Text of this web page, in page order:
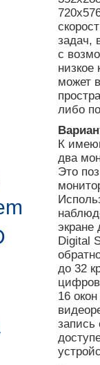
задач,
с
низкое
может
либо
К
два
Это
экране
Digital
до 32
16
запись